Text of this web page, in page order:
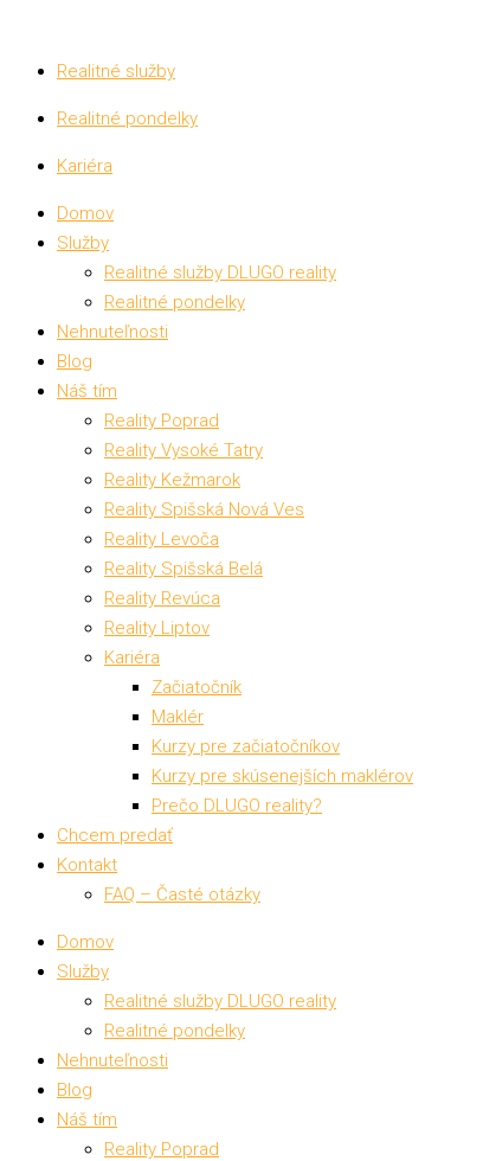
Realitné služby
Realitné pondelky
Kariéra
Domov
Služby
Realitné služby DLUGO reality
Realitné pondelky
Nehnuteľnosti
Blog
Náš tím
Reality Poprad
Reality Vysoké Tatry
Reality Kežmarok
Reality Spišská Nová Ves
Reality Levoča
Reality Spišská Belá
Reality Revúca
Reality Liptov
Kariéra
Začiatočník
Maklér
Kurzy pre začiatočníkov
Kurzy pre skúsenejších maklérov
Prečo DLUGO reality?
Chcem predať
Kontakt
FAQ – Časté otázky
Domov
Služby
Realitné služby DLUGO reality
Realitné pondelky
Nehnuteľnosti
Blog
Náš tím
Reality Poprad